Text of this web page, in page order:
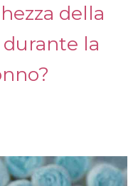
della
la